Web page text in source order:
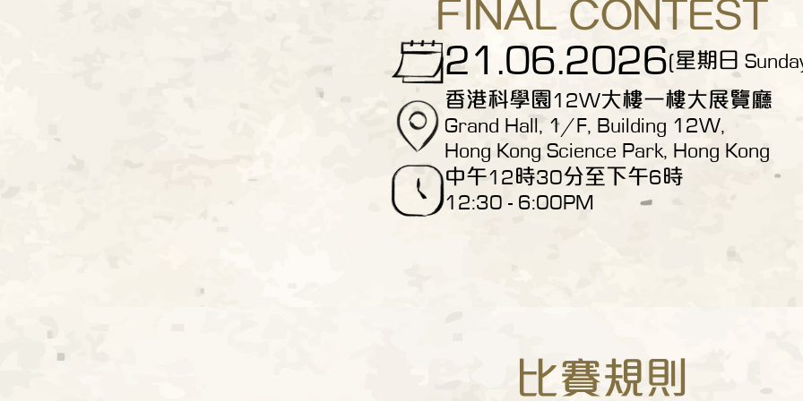
FINAL CONTEST
21.06.2026(星期日
香港科學園12W大樓一樓大展覽廳
Grand Hall, 1/F, Building 12W,
Hong Kong Science Park, Hong Kong
中午12時30分至下午6時
12:30 - 6:00PM
比賽規則